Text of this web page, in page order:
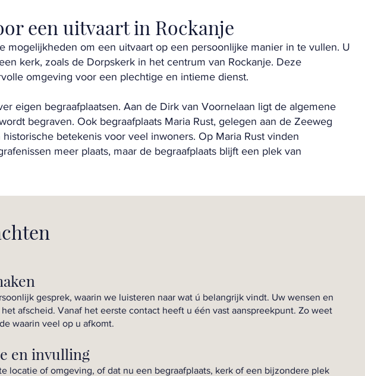
een uitvaart in Rockanje
mogelijkheden om een uitvaart op een persoonlijke manier in te vullen. U
kerk, zoals de Dorpskerk in het centrum van Rockanje. Deze
omgeving voor een plechtige en intieme dienst.
eigen begraafplaatsen. Aan de Dirk van Voornelaan ligt de algemene
begraven. Ook begraafplaats Maria Rust, gelegen aan de Zeeweg
betekenis voor veel inwoners. Op Maria Rust vinden
meer plaats, maar de begraafplaats blijft een plek van
gesprek, waarin we luisteren naar wat ú belangrijk vindt. Uw wensen en
afscheid. Vanaf het eerste contact heeft u één vast aanspreekpunt. Zo weet
waarin veel op u afkomt.
en invulling
locatie of omgeving, of dat nu een begraafplaats, kerk of een bijzondere plek